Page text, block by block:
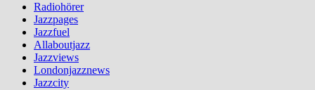
Radiohörer
Jazzpages
Jazzfuel
Allaboutjazz
Jazzviews
Londonjazznews
Jazzcity